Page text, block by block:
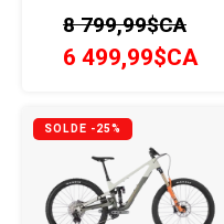
les descentes, son aplomb
dans les montées et
l'efficacité de son pédalage.
8 799,99$CA
6 499,99$CA
SOLDE -25%